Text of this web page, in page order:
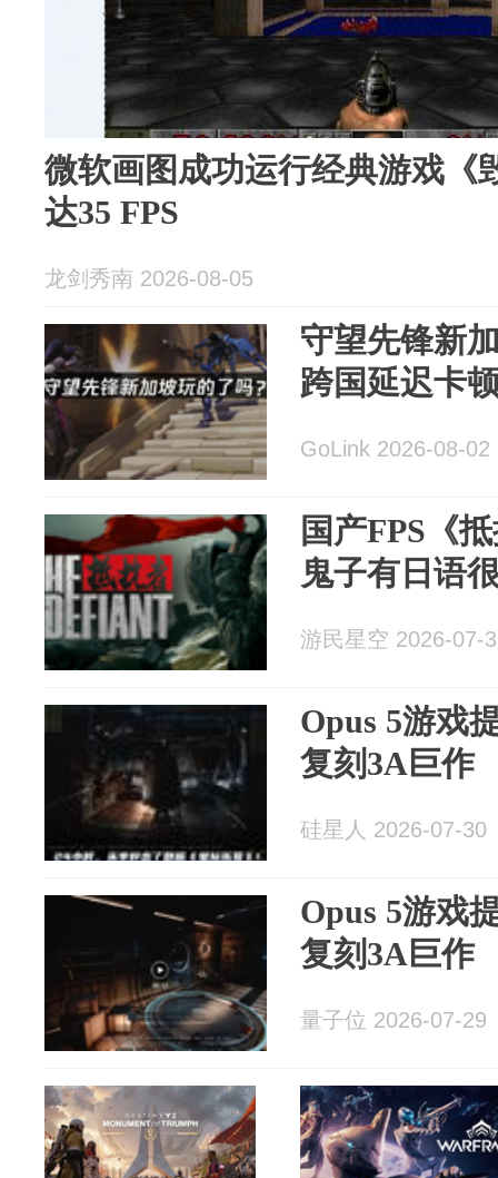
微软画图成功运行经典游戏《
达35 FPS
龙剑秀南 2026-08-05
守望先锋新
跨国延迟卡
GoLink 2026-08-02
国产FPS《
鬼子有日语
游民星空 2026-07-
Opus 5游戏
复刻3A巨作
硅星人 2026-07-30
Opus 5游戏
复刻3A巨作
量子位 2026-07-29